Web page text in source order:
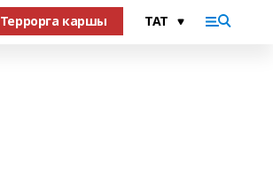
Террорга каршы